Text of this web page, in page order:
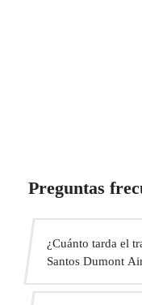
Preguntas
¿Cuánto tarda el
Santos Dumont